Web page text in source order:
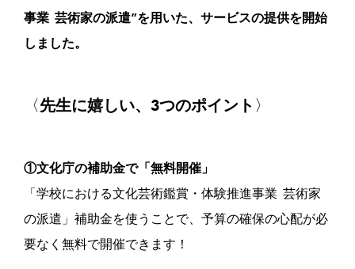
事業 芸術家の派遣”を用いた、サービスの提供を開始
しました。
〈 先生に嬉しい、3つのポイント 〉
①文化庁の補助金で「無料開催」
「学校における文化芸術鑑賞・体験推進事業 芸術家
の派遣」補助金を使うことで、予算の確保の心配が必
要なく無料で開催できます！